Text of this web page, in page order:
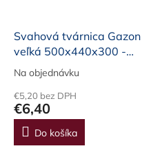
Svahová tvárnica Gazon
veľká 500x440x300 -
sivá
Na objednávku
€5,20 bez DPH
€6,40
Do košíka